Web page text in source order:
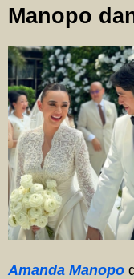
Manopo
Amanda Manopo